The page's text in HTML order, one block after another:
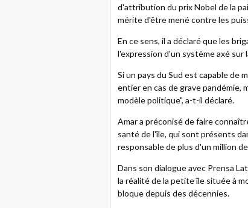
d'attribution du prix Nobel de la
mérite d'être mené contre les
En ce sens, il a déclaré que les
l'expression d'un système axé sur
Si un pays du Sud est capable de
entier en cas de grave pandémie,
modèle politique", a-t-il déclaré.
Amar a préconisé de faire
santé de l'île, qui sont présents
responsable de plus d'un million
Dans son dialogue avec Prensa
la réalité de la petite île située à
bloque depuis des décennies.